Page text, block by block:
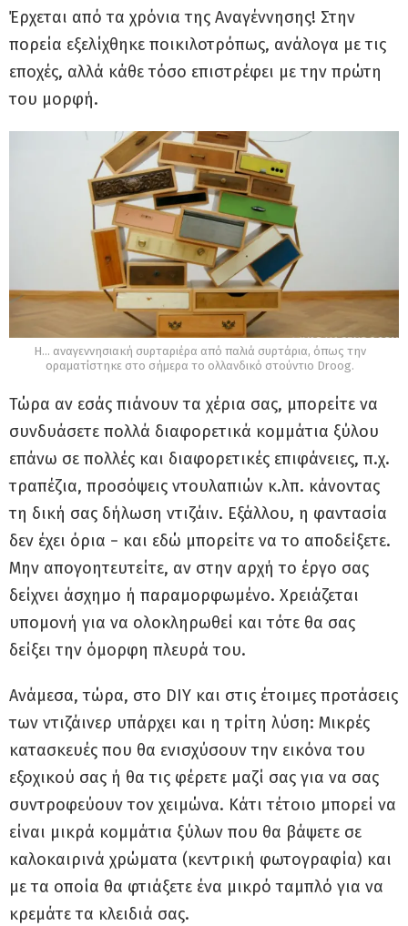
Έρχεται από τα χρόνια της Αναγέννησης! Στην
πορεία εξελίχθηκε ποικιλοτρόπως, ανάλογα με τις
εποχές, αλλά κάθε τόσο επιστρέφει με την πρώτη
του μορφή.
H… αναγεννησιακή συρταριέρα από παλιά συρτάρια, όπως την
οραματίστηκε στο σήμερα το ολλανδικό στούντιο Droog.
Τώρα αν εσάς πιάνουν τα χέρια σας, μπορείτε να
συνδυάσετε πολλά διαφορετικά κομμάτια ξύλου
επάνω σε πολλές και διαφορετικές επιφάνειες, π.χ.
τραπέζια, προσόψεις ντουλαπιών κ.λπ. κάνοντας
τη δική σας δήλωση ντιζάιν. Εξάλλου, η φαντασία
δεν έχει όρια − και εδώ μπορείτε να το αποδείξετε.
Μην απογοητευτείτε, αν στην αρχή το έργο σας
δείχνει άσχημο ή παραμορφωμένο. Χρειάζεται
υπομονή για να ολοκληρωθεί και τότε θα σας
δείξει την όμορφη πλευρά του.
Ανάμεσα, τώρα, στο DIY και στις έτοιμες προτάσεις
των ντιζάινερ υπάρχει και η τρίτη λύση: Mικρές
κατασκευές που θα ενισχύσουν την εικόνα του
εξοχικού σας ή θα τις φέρετε μαζί σας για να σας
συντροφεύουν τον χειμώνα. Κάτι τέτοιο μπορεί να
είναι μικρά κομμάτια ξύλων που θα βάψετε σε
καλοκαιρινά χρώματα (κεντρική φωτογραφία) και
με τα οποία θα φτιάξετε ένα μικρό ταμπλό για να
κρεμάτε τα κλειδιά σας.